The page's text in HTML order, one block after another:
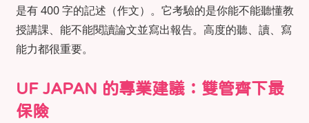
是有 400 字的記述（作文）。它考驗的是你能不能聽懂教
授講課、能不能閱讀論文並寫出報告。高度的聽、讀、寫
能力都很重要。
UF JAPAN 的專業建議：雙管齊下最
保險